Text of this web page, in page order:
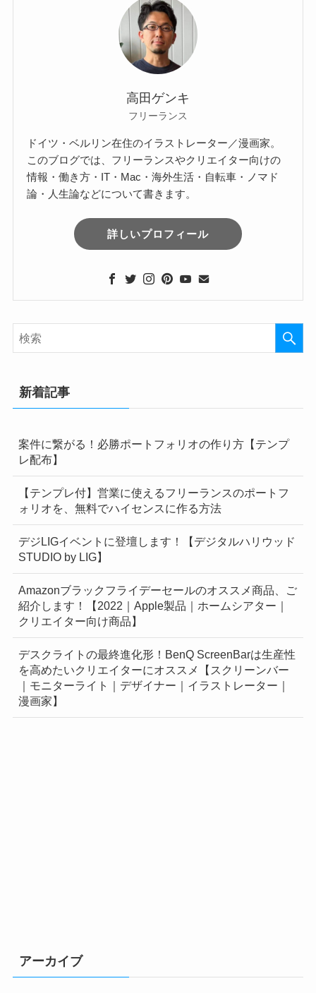
高田ゲンキ
フリーランス
ドイツ・ベルリン在住のイラストレーター／漫画家。
このブログでは、フリーランスやクリエイター向けの
情報・働き方・IT・Mac・海外生活・自転車・ノマド
論・人生論などについて書きます。
詳しいプロフィール
新着記事
案件に繋がる！必勝ポートフォリオの作り方【テンプ
レ配布】
【テンプレ付】営業に使えるフリーランスのポートフ
ォリオを、無料でハイセンスに作る方法
デジLIGイベントに登壇します！【デジタルハリウッド
STUDIO by LIG】
Amazonブラックフライデーセールのオススメ商品、ご
紹介します！【2022｜Apple製品｜ホームシアター｜
クリエイター向け商品】
デスクライトの最終進化形！BenQ ScreenBarは生産性
を高めたいクリエイターにオススメ【スクリーンバー
｜モニターライト｜デザイナー｜イラストレーター｜
漫画家】
アーカイブ